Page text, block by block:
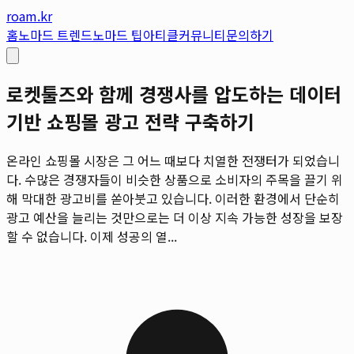
roam.kr
홈노마드 트렌드노마드 팁아티클커뮤니티문의하기
로켓툴즈와 함께 경쟁사를 압도하는 데이터
기반 쇼핑몰 광고 전략 구축하기
온라인 쇼핑몰 시장은 그 어느 때보다 치열한 전쟁터가 되었습니
다. 수많은 경쟁자들이 비슷한 상품으로 소비자의 주목을 끌기 위
해 막대한 광고비를 쏟아붓고 있습니다. 이러한 환경에서 단순히
광고 예산을 늘리는 것만으로는 더 이상 지속 가능한 성장을 보장
할 수 없습니다. 이제 성공의 열...